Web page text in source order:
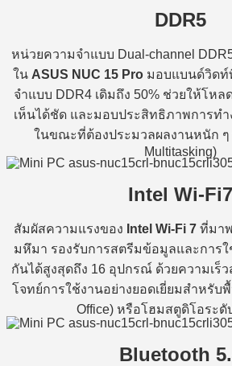
DDR5
หน่วยความจำแบบ Dual-channel
ใน ASUS NUC 15 Proมอบแบนด์วิดท์
จำแบบ DDR4 เดิมถึง 50% ช่วยให้โหล
เห็นได้ชัด และมอบประสิทธิภาพการท
ในขณะที่ต้องประมวลผลงานหนัก ๆ
Multitasking)
Intel Wi-Fi7
สัมผัสความแรงของ Intel Wi-Fi 7ที่มา
มหึมา รองรับการสตรีมข้อมูลและการ
กันได้สูงสุดถึง 16 อุปกรณ์ ด้วยความเร็ว
โจทย์การใช้งานอย่างยอดเยี่ยมสำหรับ
Office) หรือโฮมสตูดิโอระ
Bluetooth